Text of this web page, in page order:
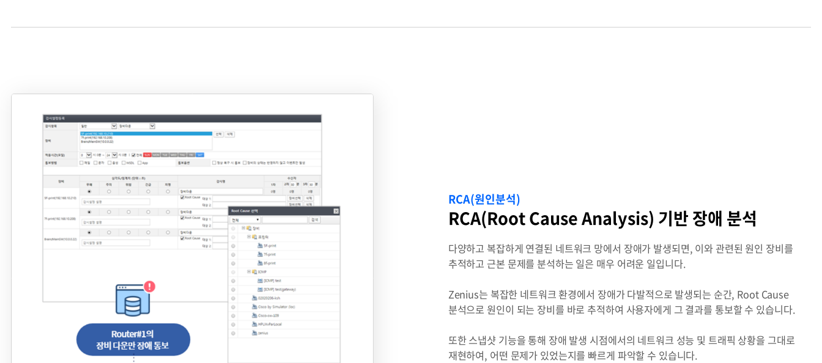
RCA(원인분석)
RCA(Root Cause Analysis) 기반 장애 분석
다양하고 복잡하게 연결된 네트워크 망에서 장애가 발생되면, 이와 관련된 원인 장비를
추적하고 근본 문제를 분석하는 일은 매우 어려운 일입니다.
Zenius는 복잡한 네트워크 환경에서 장애가 다발적으로 발생되는 순간, Root Cause
분석으로 원인이 되는 장비를 바로 추적하여 사용자에게 그 결과를 통보할 수 있습니다.
또한 스냅샷 기능을 통해 장애 발생 시점에서의 네트워크 성능 및 트래픽 상황을 그대로
재현하여, 어떤 문제가 있었는지를 빠르게 파악할 수 있습니다.